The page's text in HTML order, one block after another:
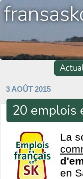
3 AOÛT 2015
20 emplois
La
en